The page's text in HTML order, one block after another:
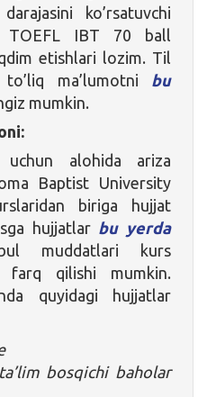
ko’rsatuvchi
TOEFL IBT 70 ball
etishlari lozim. Til
ma’lumotni bu
mumkin.
alohida ariza
Baptist University
biriga hujjat
hujjatlar bu yerda
muddatlari kurs
farq qilishi mumkin.
quyidagi hujjatlar
bosqichi baholar